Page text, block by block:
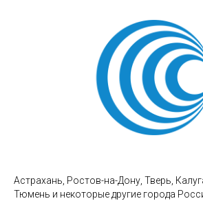
Астрахань, Ростов-на-Дону, Тверь,
Тюмень и некоторые другие города